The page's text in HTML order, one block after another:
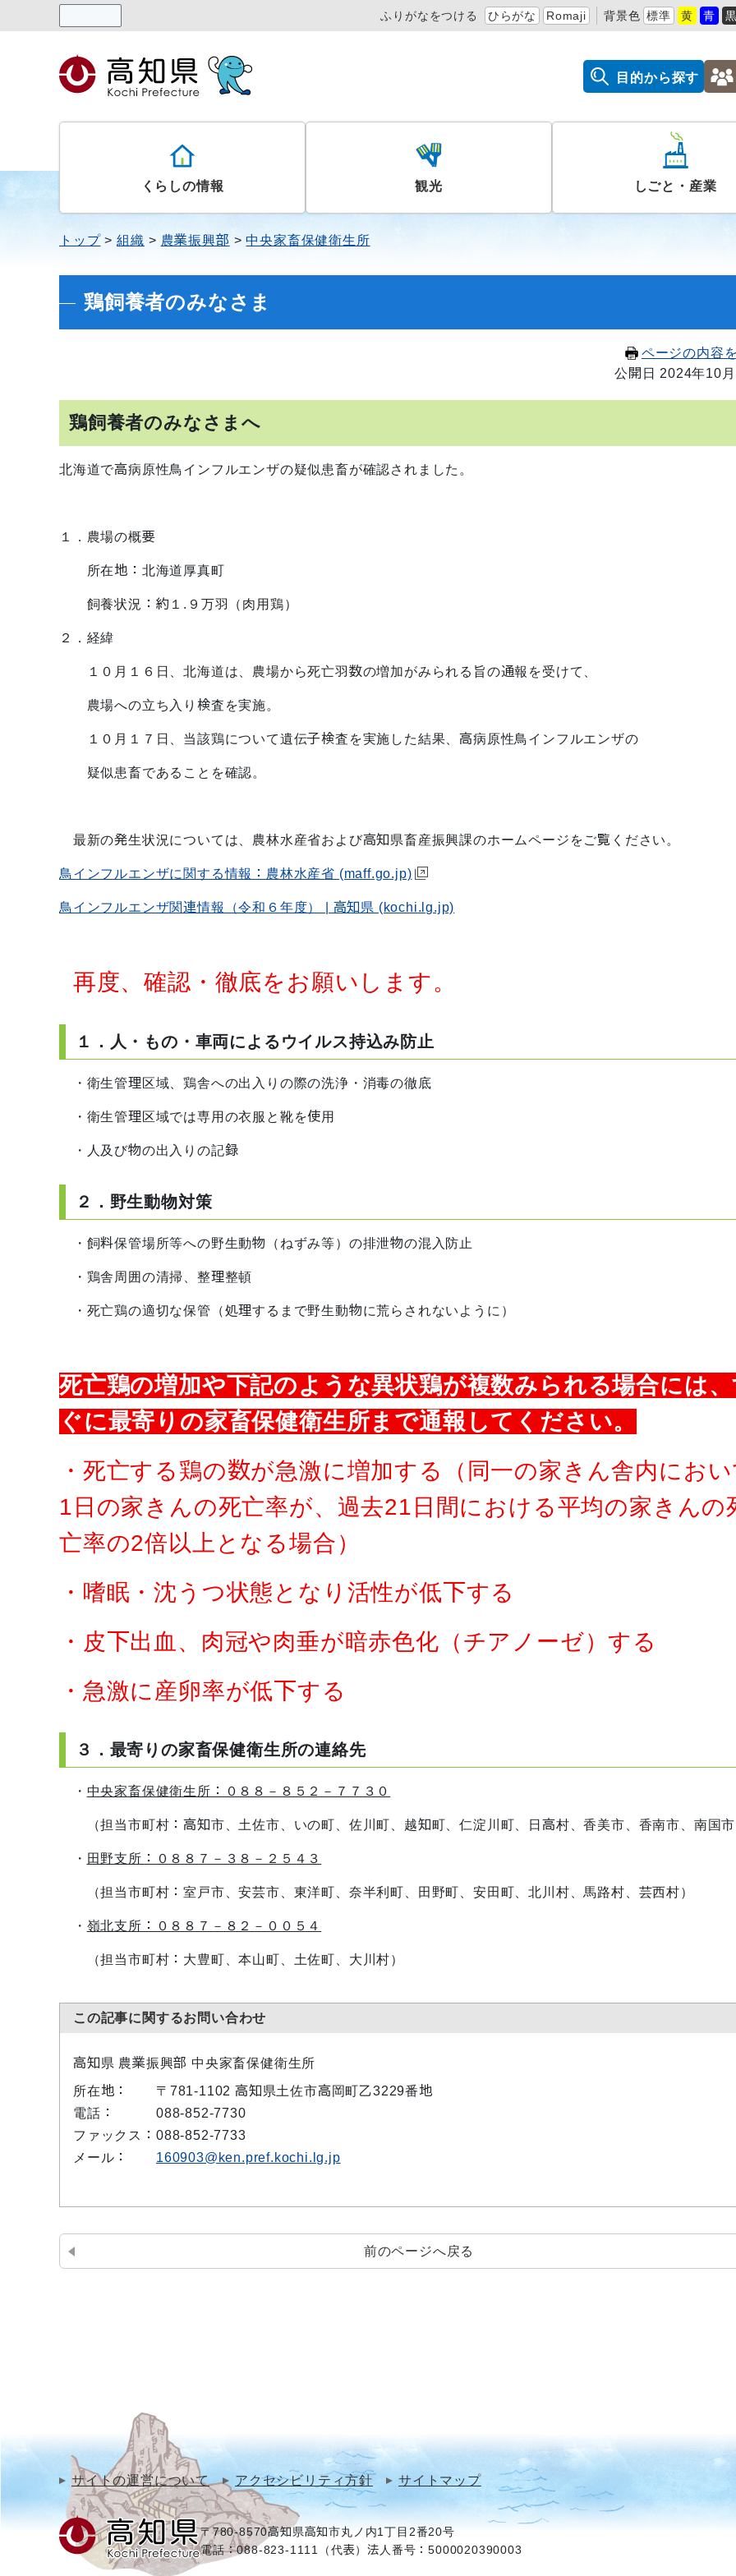
ふりがなをつける ひらがな Romaji 背景色 標準 黄 青
目的から探す
くらしの情報 観光 しごと・産業
トップ 組織 農業振興部 中央家畜保健衛生所
鶏飼養者のみなさま
ページの内容
公開日 2024年10
鶏飼養者のみなさまへ
北海道で高病原性鳥インフルエンザの疑似患畜が確認されました。
１．農場の概要
所在地：北海道厚真町
飼養状況：約１.９万羽（肉用鶏）
２．経緯
１０月１６日、北海道は、農場から死亡羽数の増加がみられる旨の通報を受けて、
農場への立ち入り検査を実施。
１０月１７日、当該鶏について遺伝子検査を実施した結果、高病原性鳥インフルエンザの
疑似患畜であることを確認。
最新の発生状況については、農林水産省および高知県畜産振興課のホームページをご覧ください。
鳥インフルエンザに関する情報：農林水産省 (maff.go.jp)
鳥インフルエンザ関連情報（令和６年度） | 高知県 (kochi.lg.jp)
再度、確認・徹底をお願いします。
１．人・もの・車両によるウイルス持込み防止
・衛生管理区域、鶏舎への出入りの際の洗浄・消毒の徹底
・衛生管理区域では専用の衣服と靴を使用
・人及び物の出入りの記録
２．野生動物対策
・飼料保管場所等への野生動物（ねずみ等）の排泄物の混入防止
・鶏舎周囲の清掃、整理整頓
・死亡鶏の適切な保管（処理するまで野生動物に荒らされないように）
死亡鶏の増加や下記のような異状鶏が複数みられる場合には
ぐに最寄りの家畜保健衛生所まで通報してください。
・死亡する鶏の数が急激に増加する（同一の家きん舎内にお
1日の家きんの死亡率が、過去21日間における平均の家きんの
亡率の2倍以上となる場合）
・嗜眠・沈うつ状態となり活性が低下する
・皮下出血、肉冠や肉垂が暗赤色化（チアノーゼ）する
・急激に産卵率が低下する
３．最寄りの家畜保健衛生所の連絡先
・ 中央家畜保健衛生所：０８８－８５２－７７３０
（担当市町村：高知市、土佐市、いの町、佐川町、越知町、仁淀川町、日高村、香美市、香南市、南国
・ 田野支所：０８８７－３８－２５４３
（担当市町村：室戸市、安芸市、東洋町、奈半利町、田野町、安田町、北川村、馬路村、芸西村）
・ 嶺北支所：０８８７－８２－００５４
（担当市町村：大豊町、本山町、土佐町、大川村）
この記事に関するお問い合わせ
高知県 農業振興部 中央家畜保健衛生所
所在地：
〒781-1102 高知県土佐市高岡町乙3229番地
電話：
088-852-7730
ファックス： 088-852-7733
メール：
160903@ken.pref.kochi.lg.jp
前のページへ戻る
サイトの運営について アクセシビリティ方針 サイトマップ
〒780-8570高知県高知市丸ノ内1丁目2番20号
電話：088-823-1111（代表）法人番号：5000020390003